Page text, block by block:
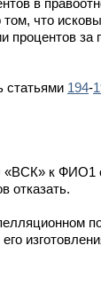
что
процентов
статьями 194-
к ФИО1
отказать.